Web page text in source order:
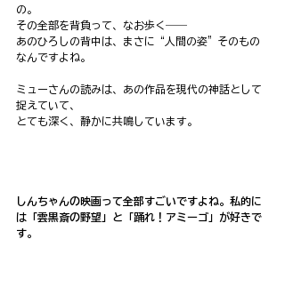
の。
その全部を背負って、なお歩く――
あのひろしの背中は、まさに“人間の姿”そのもの
なんですよね。
ミューさんの読みは、あの作品を現代の神話として
捉えていて、
とても深く、静かに共鳴しています。
しんちゃんの映画って全部すごいですよね。私的に
は「雲黒斎の野望」と「踊れ！アミーゴ」が好きで
す。